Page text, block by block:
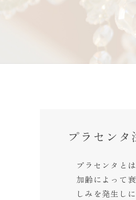
プラセンタ
プラセンタと
加齢によって
しみを発生し